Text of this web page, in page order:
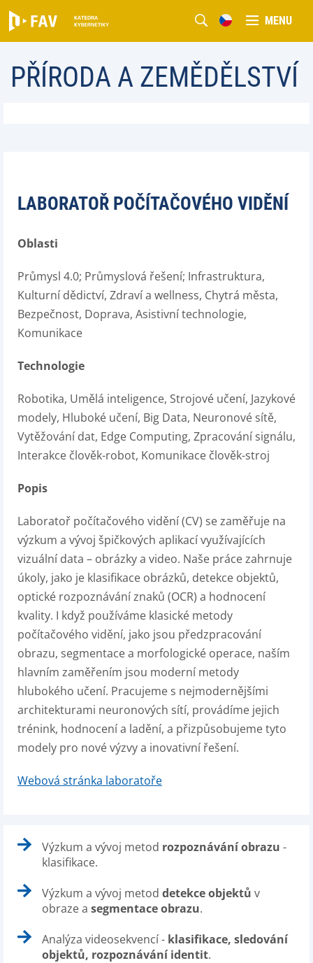
MENU
PŘÍRODA A ZEMĚDĚLSTVÍ
LABORATOŘ POČÍTAČOVÉHO VIDĚNÍ
Oblasti
Průmysl 4.0; Průmyslová řešení; Infrastruktura,
Kulturní dědictví, Zdraví a wellness, Chytrá města,
Bezpečnost, Doprava, Asistivní technologie,
Komunikace
Technologie
Robotika, Umělá inteligence, Strojové učení, Jazykové
modely, Hluboké učení, Big Data, Neuronové sítě,
Vytěžování dat, Edge Computing, Zpracování signálu,
Interakce člověk-robot, Komunikace člověk-stroj
Popis
Laboratoř počítačového vidění (CV) se zaměřuje na
výzkum a vývoj špičkových aplikací využívajících
vizuální data – obrázky a video. Naše práce zahrnuje
úkoly, jako je klasifikace obrázků, detekce objektů,
optické rozpoznávání znaků (OCR) a hodnocení
kvality. I když používáme klasické metody
počítačového vidění, jako jsou předzpracování
obrazu, segmentace a morfologické operace, naším
hlavním zaměřením jsou moderní metody
hlubokého učení. Pracujeme s nejmodernějšími
architekturami neuronových sítí, provádíme jejich
trénink, hodnocení a ladění, a přizpůsobujeme tyto
modely pro nové výzvy a inovativní řešení.
Webová stránka laboratoře
Výzkum a vývoj metod rozpoznávání obrazu -
klasifikace.
Výzkum a vývoj metod detekce objektů v
obraze a segmentace obrazu.
Analýza videosekvencí - klasifikace, sledování
objektů, rozpoznávání identit.